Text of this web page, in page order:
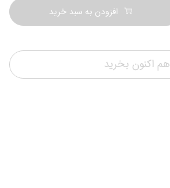
افزودن به سبد خرید
هم اکنون بخرید